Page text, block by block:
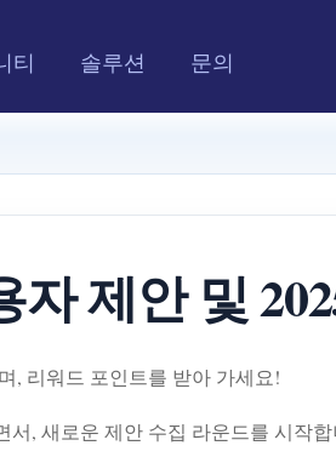
티 솔루션 문의
제안 및
, 리워드 포인트를 받아 가세요!
, 새로운 제안 수집 라운드를 시작